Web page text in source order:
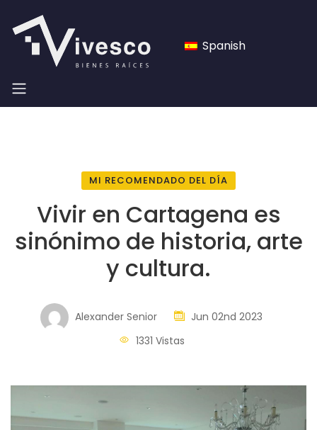
Spanish
MI RECOMENDADO DEL DÍA
Vivir en Cartagena es
sinónimo de historia, arte
y cultura.
Alexander Senior
Jun 02nd 2023
1331 Vistas